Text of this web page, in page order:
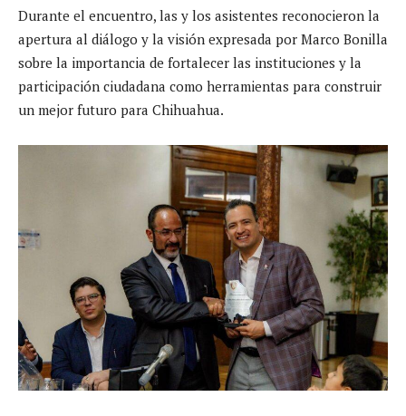
Durante el encuentro, las y los asistentes reconocieron la
apertura al diálogo y la visión expresada por Marco Bonilla
sobre la importancia de fortalecer las instituciones y la
participación ciudadana como herramientas para construir
un mejor futuro para Chihuahua.